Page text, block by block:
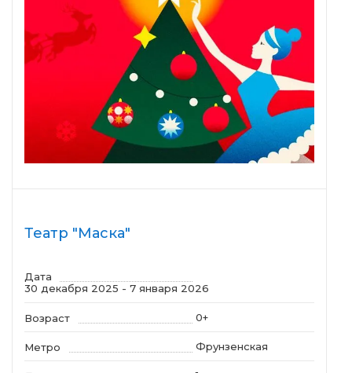
Театр "Маска"
Дата
30 декабря 2025 - 7 января 2026
Возраст 0+
Метро Фрунзенская